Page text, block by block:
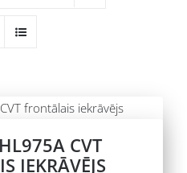
CVT
IEKRĀVĒJS